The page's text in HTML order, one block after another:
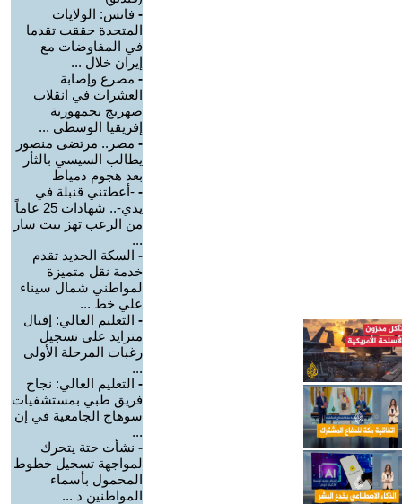
- فانس: الولايات
المتحدة حققت تقدما
في المفاوضات مع
إيران خلال ...
- مصرع وإصابة
العشرات في انقلاب
صهريج بجمهورية
إفريقيا الوسطى ...
- مصر.. مرتضى منصور
يطالب السيسي بالثأر
بعد هجوم دمياط
- -أعطتني قنبلة في
يدي-.. شهادات 25 عاماً
من الرعب تهز بيت سار
...
- السكة الحديد تقدم
خدمة نقل متميزة
لمواطني شمال سيناء
علي خط ...
- التعليم العالي: إقبال
متزايد على تسجيل
رغبات المرحلة الأولى
...
- التعليم العالي: نجاح
فريق طبي بمستشفيات
سوهاج الجامعية في إن
...
- نشأت حتة يتحرك
لمواجهة تسجيل خطوط
المحمول بأسماء
المواطنين د ...